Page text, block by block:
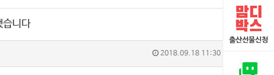
습니다
2018.09.18 11:30